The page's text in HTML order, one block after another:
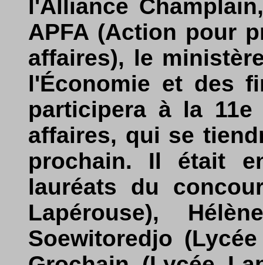
l'Alliance
APFA (Action pour
affaires), le
l'Économie et des
participera à la
affaires, qui se
prochain. Il était
lauréats du
Lapérouse),
Soewitoredjo